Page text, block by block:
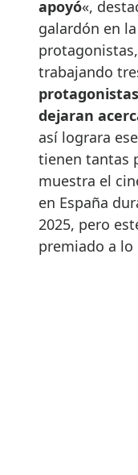
apoyó«,
galardón en
trabajando
dejaran
así lograra
tienen tantas
muestra el
en España
2025, pero
premiado a lo